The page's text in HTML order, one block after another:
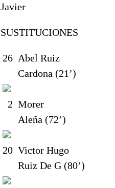
Javier
SUSTITUCIONES
26 Abel Ruiz
Cardona (21’)
2 Morer
Aleña (72’)
20 Victor Hugo
Ruiz De G (80’)